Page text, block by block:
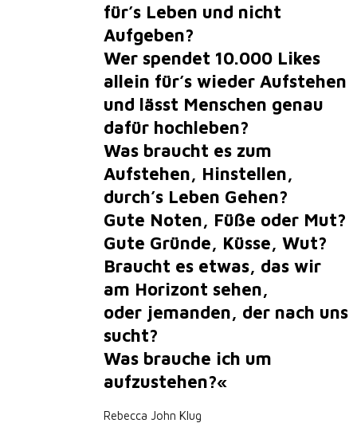
für’s Leben und nicht
Aufgeben?
Wer spendet 10.000 Likes
allein für’s wieder Aufstehen
und lässt Menschen genau
dafür hochleben?
Was braucht es zum
Aufstehen, Hinstellen,
durch’s Leben Gehen?
Gute Noten, Füße oder Mut?
Gute Gründe, Küsse, Wut?
Braucht es etwas, das wir
am Horizont sehen,
oder jemanden, der nach uns
sucht?
Was brauche ich um
aufzustehen?«
Rebecca John Klug